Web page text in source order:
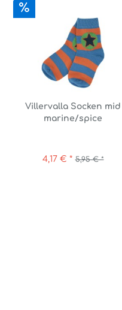
Villervalla Socken mid
marine/spice
4,17 € * 5,95 € *